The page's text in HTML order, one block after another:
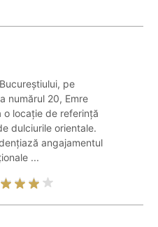
pe
numărul 20, Emre
o locație de referință
dulciurile orientale.
angajamentul
...